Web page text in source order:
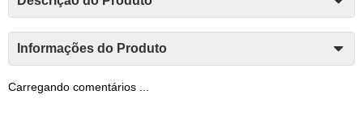
Informações do Produto
Carregando comentários ...